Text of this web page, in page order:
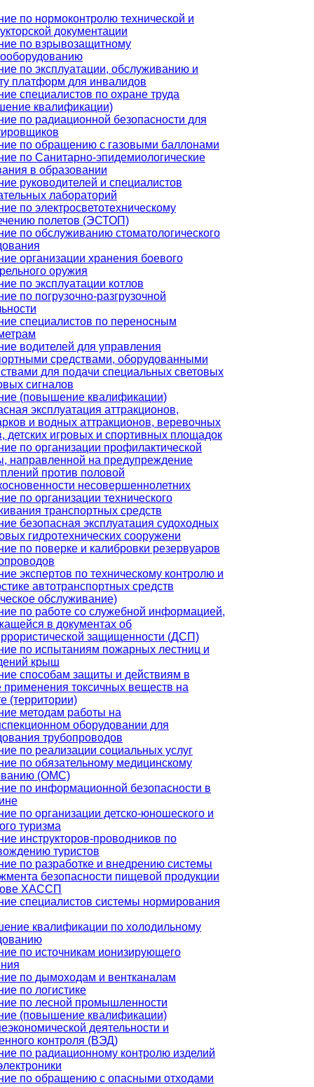
по нормоконтролю технической и
документации
по взрывозащитному
по эксплуатации, обслуживанию и
платформ для инвалидов
специалистов по охране труда
квалификации)
по радиационной безопасности для
по обращению с газовыми баллонами
по Санитарно-эпидемиологические
в образовании
руководителей и специалистов
лабораторий
по электросветотехническому
полетов (ЭСТОП)
по обслуживанию стоматологического
организации хранения боевого
оружия
по эксплуатации котлов
по погрузочно-разгрузочной
специалистов по переносным
водителей для управления
средствами, оборудованными
для подачи специальных световых
сигналов
(повышение квалификации)
эксплуатация аттракционов,
и водных аттракционов, веревочных
детских игровых и спортивных площадок
по организации профилактической
направленной на предупреждение
против половой
несовершеннолетних
по организации технического
транспортных средств
безопасная эксплуатация судоходных
гидротехнических сооружени
по поверке и калибровки резервуаров
экспертов по техническому контролю и
автотранспортных средств
обслуживание)
по работе со служебной информацией,
в документах об
защищенности (ДСП)
по испытаниям пожарных лестниц и
крыш
способам защиты и действиям в
применения токсичных веществ на
(территории)
методам работы на
оборудовании для
трубопроводов
по реализации социальных услуг
по обязательному медицинскому
(ОМС)
по информационной безопасности в
по организации детско-юношеского и
туризма
инструкторов-проводников по
туристов
по разработке и внедрению системы
безопасности пищевой продукции
ХАССП
специалистов системы нормирования
квалификации по холодильному
по источникам ионизирующего
по дымоходам и вентканалам
по логистике
по лесной промышленности
(повышение квалификации)
деятельности и
контроля (ВЭД)
по радиационному контролю изделий
по обращению с опасными отходами